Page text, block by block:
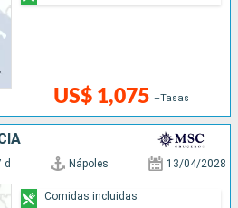
US$ 1,075 +Tasas
d Nápoles 13/04/2028
Comidas incluidas